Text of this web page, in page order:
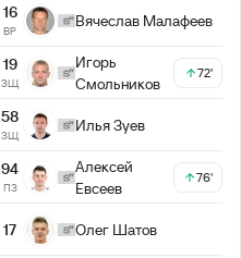
16
ВР
Вячеслав Малафеев
19
ЗЩ
Игорь
Смольников
72'
58
ЗЩ
Илья Зуев
94
ПЗ
Алексей
Евсеев
76'
17 Олег Шатов